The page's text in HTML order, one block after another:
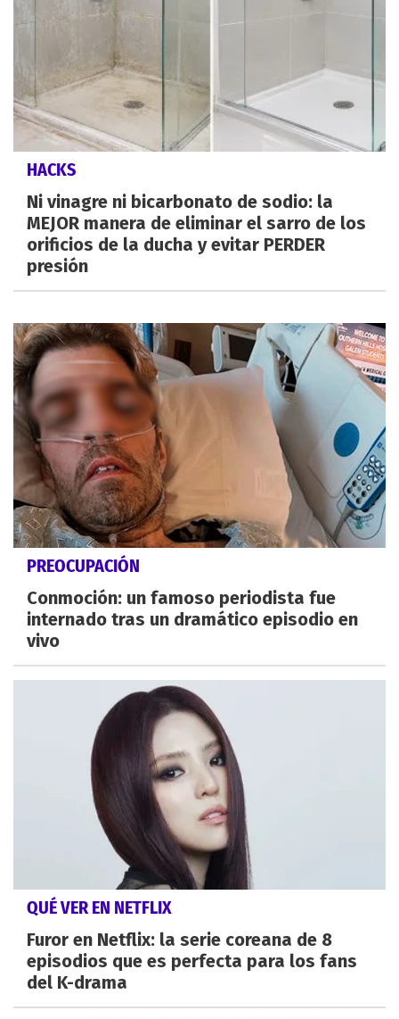
HACKS
Ni vinagre ni bicarbonato de sodio: la
MEJOR manera de eliminar el sarro de los
orificios de la ducha y evitar PERDER
presión
PREOCUPACIÓN
Conmoción: un famoso periodista fue
internado tras un dramático episodio en
vivo
QUÉ VER EN NETFLIX
Furor en Netflix: la serie coreana de 8
episodios que es perfecta para los fans
del K-drama